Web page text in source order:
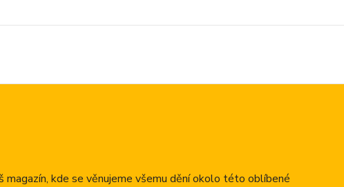
kde se věnujeme všemu dění okolo této oblíbené